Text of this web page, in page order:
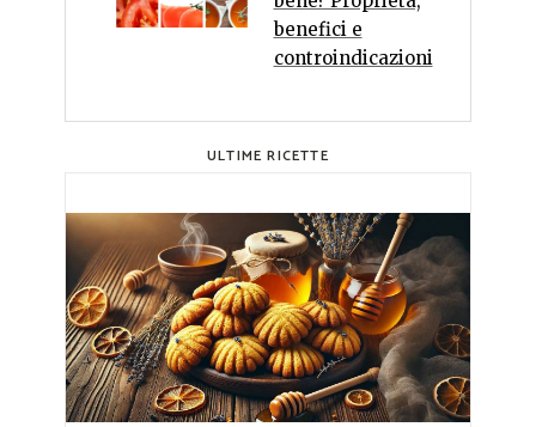
benefici e
controindicazioni
ULTIME RICETTE